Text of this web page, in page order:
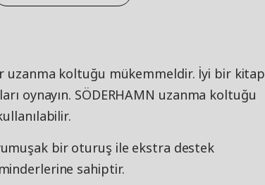
uzanma koltuğu mükemmeldir. İyi bir kitap
oynayın. SÖDERHAMN uzanma koltuğu
bir oturuş ile ekstra destek
sahiptir.